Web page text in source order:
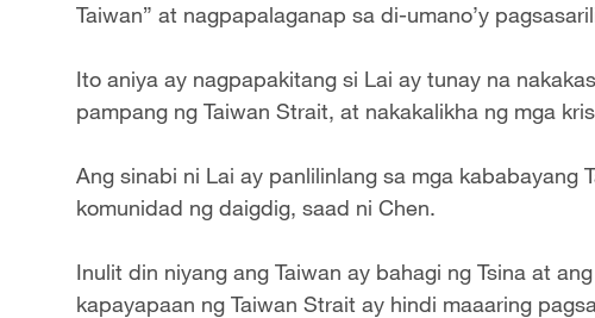
Taiwan” at nagpapalaganap sa di-umano’y
Ito aniya ay nagpapakitang si Lai ay tunay na
pampang ng Taiwan Strait, at nakakalikha ng mga
Ang sinabi ni Lai ay panlilinlang sa mga kababayang
komunidad ng daigdig, saad ni Chen.
Inulit din niyang ang Taiwan ay bahagi ng Tsina at
kapayapaan ng Taiwan Strait ay hindi maaaring